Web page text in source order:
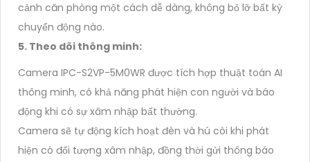
cảnh căn phòng một cách dễ dàng, không bỏ lỡ bất kỳ
chuyển động nào.
5. Theo dõi thông minh:
Camera IPC-S2VP-5M0WR được tích hợp thuật toán AI
thông minh, có khả năng phát hiện con người và báo
động khi có sự xâm nhập bất thường.
Camera sẽ tự động kích hoạt đèn và hú còi khi phát
hiện có đối tượng xâm nhập, đồng thời gửi thông báo